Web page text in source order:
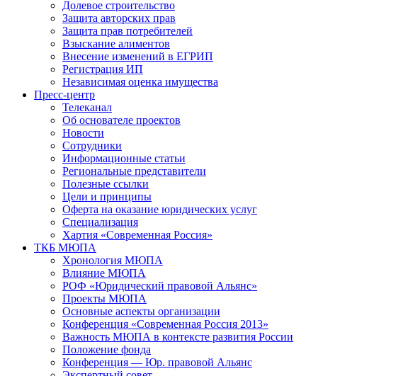
Долевое строительство
Защита авторских прав
Защита прав потребителей
Взыскание алиментов
Внесение изменений в ЕГРИП
Регистрация ИП
Независимая оценка имущества
Пресс-центр
Телеканал
Об основателе проектов
Новости
Сотрудники
Информационные статьи
Региональные представители
Полезные ссылки
Цели и принципы
Оферта на оказание юридических услуг
Специализация
Хартия «Современная Россия»
ТКБ МЮПА
Хронология МЮПА
Влияние МЮПА
РОФ «Юридический правовой Альянс»
Проекты МЮПА
Основные аспекты организации
Конференция «Современная Россия 2013»
Важность МЮПА в контексте развития России
Положение фонда
Конференция — Юр. правовой Альянс